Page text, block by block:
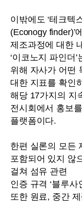
이밖에도 ‘테크텍
(Econogy finder)’
제조과정에 대한
‘이코노지 파인더
위해 자사가 어떤
대한 지표를 확인
해당 17가지의 지
전시회에서 홍보
플랫폼이다.
한편 실론의 모든
포함되어 있지 않
걸쳐 섬유 관련
인증 규격 ‘블루
또한 원료, 중간